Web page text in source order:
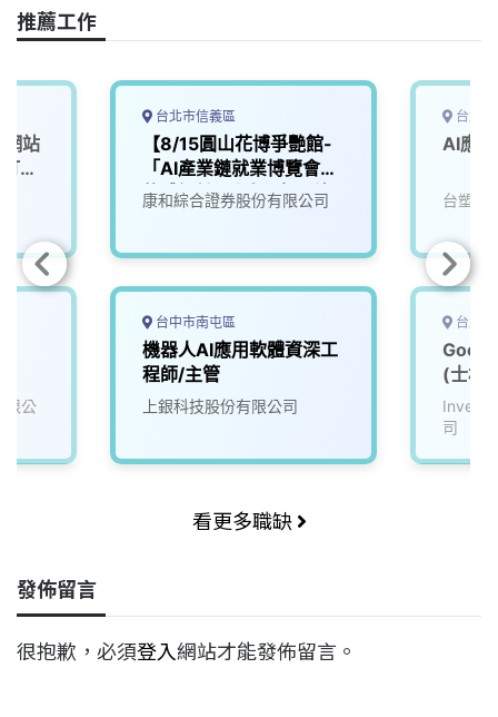
o
k
n
k
推薦工作
網站
造
限公
台北市信義區
【8/15圓山花博爭艷館-
「AI產業鏈就業博覽會」
軟體設計工程師(應用科)
康和綜合證券股份有限公司
台中市南屯區
機器人AI應用軟體資深工
程師/主管
上銀科技股份有限公司
台北
AI應
台塑企
台北
(士林)
司
看更多職缺
發佈留言
很抱歉，必須登入網站才能發佈留言。